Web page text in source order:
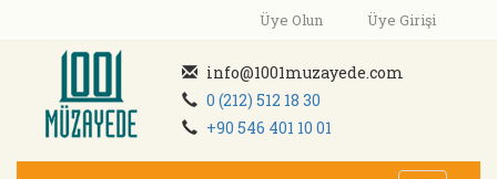
Üye Girişi
Üye Olun
info@1001muzayede.com
0 (212) 512 18 30
+90 546 401 10 01